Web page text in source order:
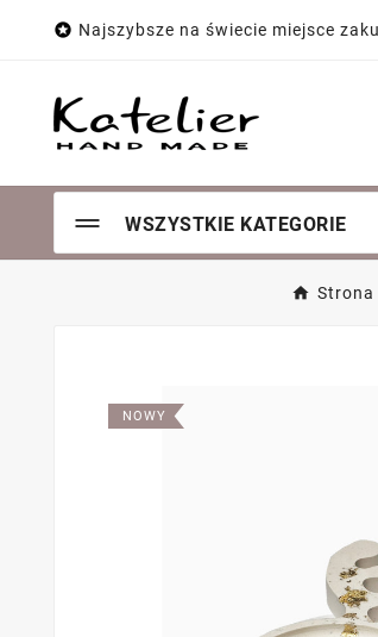
 Najszybsze na świecie miejsce
WSZYSTKIE KATEGORIE
Strona
NOWY